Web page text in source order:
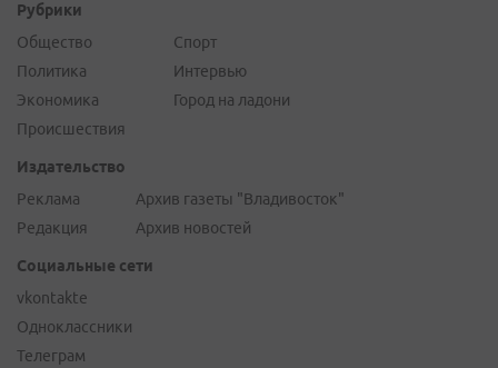
Рубрики
Общество
Политика
Экономика
Происшествия
Спорт
Интервью
Город на ладони
Издательство
Реклама
Редакция
Архив газеты "Владивосток"
Архив новостей
Социальные сети
vkontakte
Одноклассники
Телеграм